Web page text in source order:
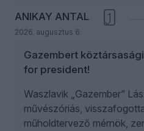
ANIKAY ANTAL
2026. augusztus 6.
1
Gazembert
for president!
Waszlavik „Gazember”
művészóriás,
műholdtervező mérnök,